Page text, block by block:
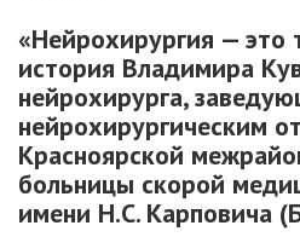
«Нейрохирургия — это
история Владимира
нейрохирурга,
нейрохирургическим
Красноярской
больницы скорой
имени Н.С. Карповича